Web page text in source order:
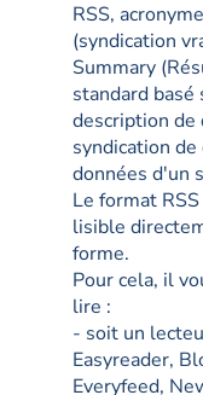
RSS,
(syndication
Summary
standard
description de
syndication
données d'un
Le format
lisible
forme.
Pour cela, il
lire :
- soit un
Easyreader,
Everyfeed,